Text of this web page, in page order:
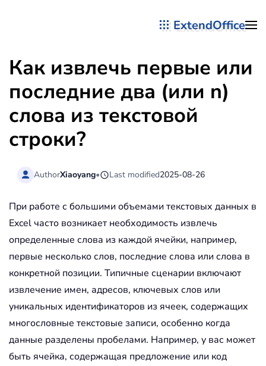
ExtendOffice
Как извлечь первые или
последние два (или n)
слова из текстовой
строки?
AuthorXiaoyang• Last modified2025-08-26
При работе с большими объемами текстовых данных в
Excel часто возникает необходимость извлечь
определенные слова из каждой ячейки, например,
первые несколько слов, последние слова или слова в
конкретной позиции. Типичные сценарии включают
извлечение имен, адресов, ключевых слов или
уникальных идентификаторов из ячеек, содержащих
многословные текстовые записи, особенно когда
данные разделены пробелами. Например, у вас может
быть ячейка, содержащая предложение или код